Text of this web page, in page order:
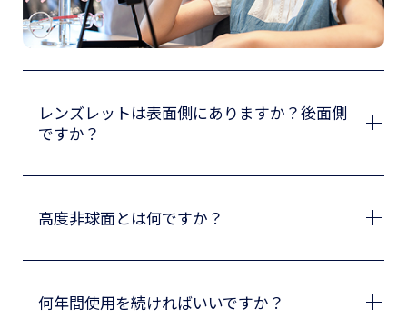
レンズレットは表面側にありますか？後面側
ですか？
高度非球面とは何ですか？
何年間使用を続ければいいですか？